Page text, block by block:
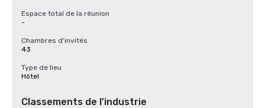
Espace total de la réunion
-
Chambres d'invités
43
Type de lieu
Hôtel
Classements de l'industrie